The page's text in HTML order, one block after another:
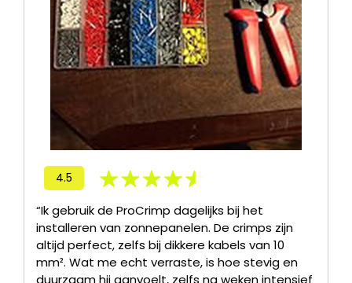
4.5
“Ik gebruik de ProCrimp dagelijks bij het
installeren van zonnepanelen. De crimps zijn
altijd perfect, zelfs bij dikkere kabels van 10
mm². Wat me echt verraste, is hoe stevig en
duurzaam hij aanvoelt, zelfs na weken intensief